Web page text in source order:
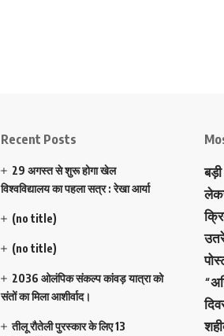
Recent Posts
29 अगस्त से शुरू होगा खेल
विश्वविद्यालय का पहला सत्र : रेखा आर्या
(no title)
(no title)
2036 ओलंपिक संकल्प कांवड़ यात्रा को
संतों का मिला आशीर्वाद।
तीलू रौतेली पुरस्कार के लिए 13